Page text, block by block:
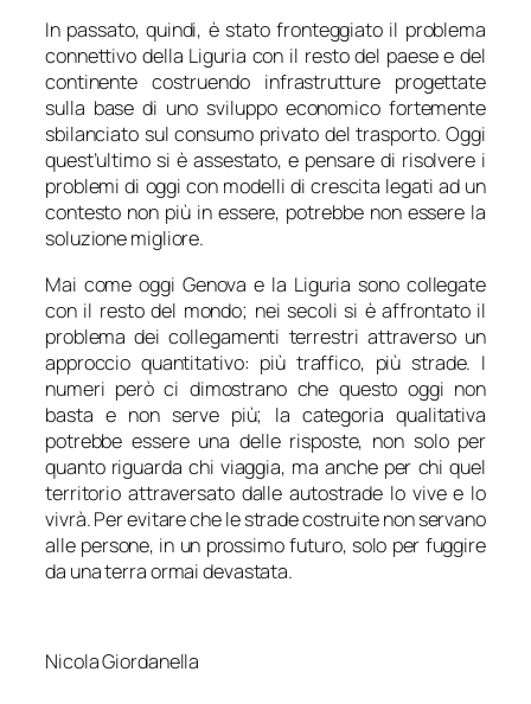
In passato, quindi, è stato fronteggiato il problema
connettivo della Liguria con il resto del paese e del
continente costruendo infrastrutture progettate
sulla base di uno sviluppo economico fortemente
sbilanciato sul consumo privato del trasporto. Oggi
quest’ultimo si è assestato, e pensare di risolvere i
problemi di oggi con modelli di crescita legati ad un
contesto non più in essere, potrebbe non essere la
soluzione migliore.
Mai come oggi Genova e la Liguria sono collegate
con il resto del mondo; nei secoli si è affrontato il
problema dei collegamenti terrestri attraverso un
approccio quantitativo: più traffico, più strade. I
numeri però ci dimostrano che questo oggi non
basta e non serve più; la categoria qualitativa
potrebbe essere una delle risposte, non solo per
quanto riguarda chi viaggia, ma anche per chi quel
territorio attraversato dalle autostrade lo vive e lo
vivrà. Per evitare che le strade costruite non servano
alle persone, in un prossimo futuro, solo per fuggire
da una terra ormai devastata.
Nicola Giordanella